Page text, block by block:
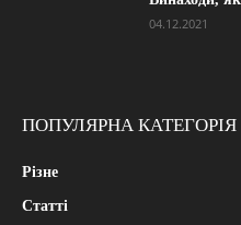
04.12.2021
ПОПУЛЯРНА КАТЕГОРІЯ
Різне
Статті